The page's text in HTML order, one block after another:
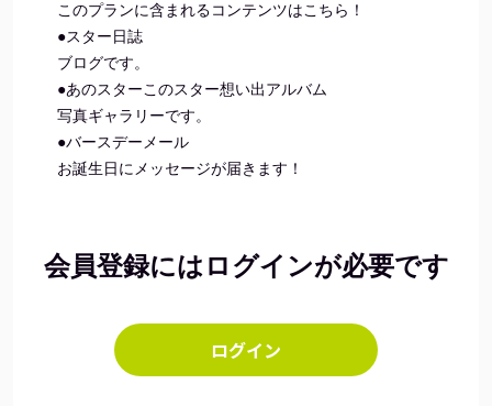
このプランに含まれるコンテンツはこちら！
●スター日誌
ブログです。
●あのスターこのスター想い出アルバム
写真ギャラリーです。
●バースデーメール
お誕生日にメッセージが届きます！
会員登録にはログインが必要です
ログイン